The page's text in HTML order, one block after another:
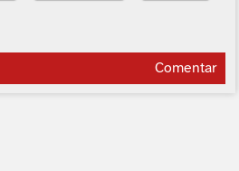
Comentar